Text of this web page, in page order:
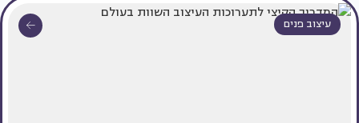
עיצוב פנים